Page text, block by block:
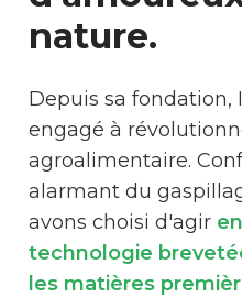
nature.
Depuis sa fondation,
engagé à
agroalimentaire.
alarmant du
avons choisi d'agir
technologie
les matières